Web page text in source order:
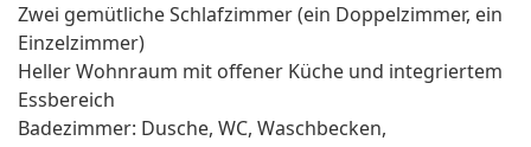
Zwei gemütliche Schlafzimmer (ein Doppelzimmer, ein
Einzelzimmer)
Heller Wohnraum mit offener Küche und integriertem
Essbereich
Badezimmer: Dusche, WC, Waschbecken,